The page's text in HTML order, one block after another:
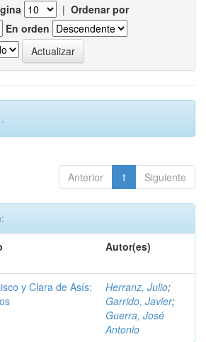
| Ordenar por
En orden
Anterior 1 Siguiente
Autor(es)
y Clara de Asís:
Herranz, Julio;
Garrido, Javier;
Guerra, José
Antonio